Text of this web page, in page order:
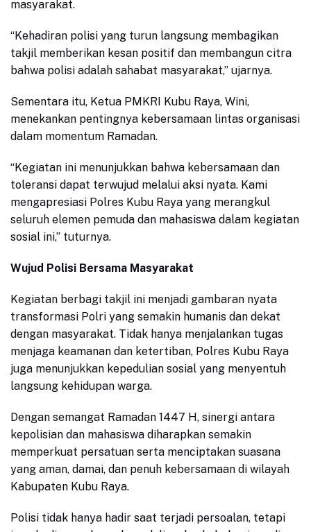
masyarakat.
“Kehadiran polisi yang turun langsung membagikan
takjil memberikan kesan positif dan membangun citra
bahwa polisi adalah sahabat masyarakat,” ujarnya.
Sementara itu, Ketua PMKRI Kubu Raya, Wini,
menekankan pentingnya kebersamaan lintas organisasi
dalam momentum Ramadan.
“Kegiatan ini menunjukkan bahwa kebersamaan dan
toleransi dapat terwujud melalui aksi nyata. Kami
mengapresiasi Polres Kubu Raya yang merangkul
seluruh elemen pemuda dan mahasiswa dalam kegiatan
sosial ini,” tuturnya.
Wujud Polisi Bersama Masyarakat
Kegiatan berbagi takjil ini menjadi gambaran nyata
transformasi Polri yang semakin humanis dan dekat
dengan masyarakat. Tidak hanya menjalankan tugas
menjaga keamanan dan ketertiban, Polres Kubu Raya
juga menunjukkan kepedulian sosial yang menyentuh
langsung kehidupan warga.
Dengan semangat Ramadan 1447 H, sinergi antara
kepolisian dan mahasiswa diharapkan semakin
memperkuat persatuan serta menciptakan suasana
yang aman, damai, dan penuh kebersamaan di wilayah
Kabupaten Kubu Raya.
Polisi tidak hanya hadir saat terjadi persoalan, tetapi